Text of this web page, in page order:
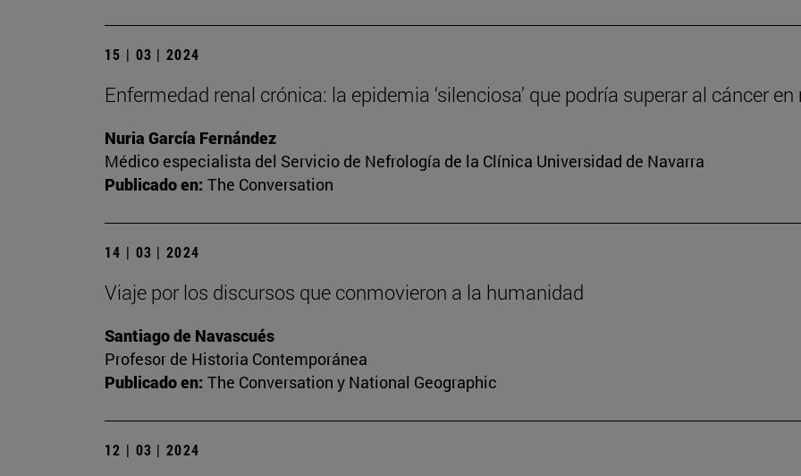
15 | 03 | 2024
Enfermedad renal crónica: la epidemia ‘silenciosa’ que podría superar al cáncer
Nuria García Fernández
Médico especialista del Servicio de Nefrología de la Clínica Universidad de Navarra
Publicado en: The Conversation
14 | 03 | 2024
Viaje por los discursos que conmovieron a la humanidad
Santiago de Navascués
Profesor de Historia Contemporánea
Publicado en: The Conversation y National Geographic
12 | 03 | 2024